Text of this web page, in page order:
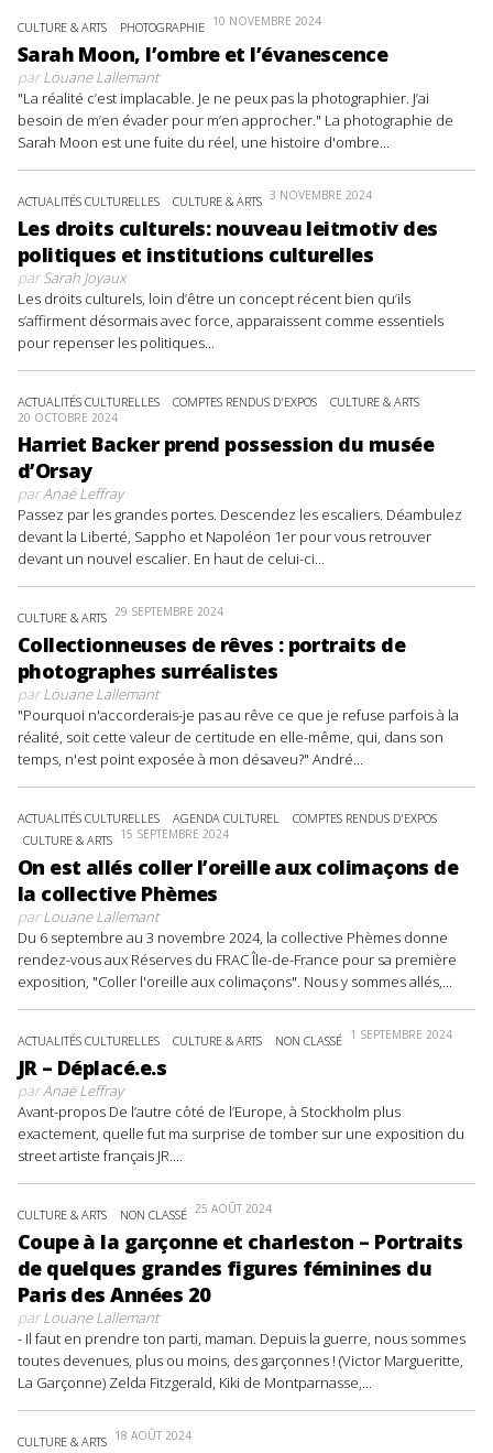
CULTURE & ARTS PHOTOGRAPHIE 10 NOVEMBRE 2024
Sarah Moon, l’ombre et l’évanescence
parLouane Lallemant
"La réalité c’est implacable. Je ne peux pas la photographier. J’ai
besoin de m’en évader pour m’en approcher." La photographie de
Sarah Moon est une fuite du réel, une histoire d'ombre...
ACTUALITÉS CULTURELLES CULTURE & ARTS 3 NOVEMBRE 2024
Les droits culturels: nouveau leitmotiv des
politiques et institutions culturelles
parSarah Joyaux
Les droits culturels, loin d’être un concept récent bien qu’ils
s’affirment désormais avec force, apparaissent comme essentiels
pour repenser les politiques...
ACTUALITÉS CULTURELLES COMPTES RENDUS D'EXPOS CULTURE & ARTS
20 OCTOBRE 2024
Harriet Backer prend possession du musée
d’Orsay
parAnaë Leffray
Passez par les grandes portes. Descendez les escaliers. Déambulez
devant la Liberté, Sappho et Napoléon 1er pour vous retrouver
devant un nouvel escalier. En haut de celui-ci...
CULTURE & ARTS 29 SEPTEMBRE 2024
Collectionneuses de rêves : portraits de
photographes surréalistes
parLouane Lallemant
"Pourquoi n'accorderais-je pas au rêve ce que je refuse parfois à la
réalité, soit cette valeur de certitude en elle-même, qui, dans son
temps, n'est point exposée à mon désaveu?" André...
ACTUALITÉS CULTURELLES AGENDA CULTUREL
COMPTES RENDUS D'EXPOS
CULTURE & ARTS 15 SEPTEMBRE 2024
On est allés coller l’oreille aux colimaçons de
la collective Phèmes
parLouane Lallemant
Du 6 septembre au 3 novembre 2024, la collective Phèmes donne
rendez-vous aux Réserves du FRAC Île-de-France pour sa première
exposition, "Coller l'oreille aux colimaçons". Nous y sommes allés,...
ACTUALITÉS CULTURELLES CULTURE & ARTS NON CLASSÉ 1 SEPTEMBRE 2024
JR – Déplacé.e.s
parAnaë Leffray
Avant-propos De l’autre côté de l’Europe, à Stockholm plus
exactement, quelle fut ma surprise de tomber sur une exposition du
street artiste français JR....
CULTURE & ARTS NON CLASSÉ 25 AOÛT 2024
Coupe à la garçonne et charleston – Portraits
de quelques grandes figures féminines du
Paris des Années 20
parLouane Lallemant
- Il faut en prendre ton parti, maman. Depuis la guerre, nous sommes
toutes devenues, plus ou moins, des garçonnes ! (Victor Margueritte,
La Garçonne) Zelda Fitzgerald, Kiki de Montparnasse,...
CULTURE & ARTS 18 AOÛT 2024